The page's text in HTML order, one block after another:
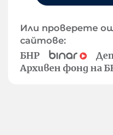
Или проверете
сайтове:
БНР
Архивен фонд на